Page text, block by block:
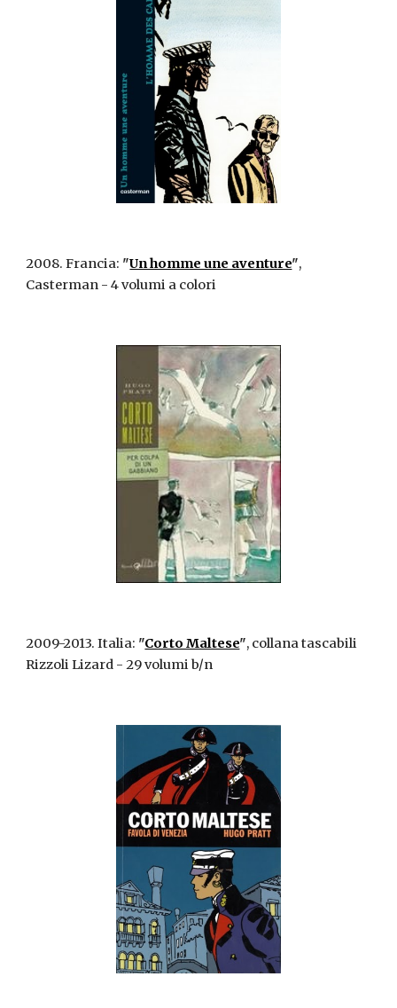
2008. Francia: "Un homme une aventure",
Casterman - 4 volumi a colori
2009-2013. Italia: "Corto Maltese", collana tascabili
Rizzoli Lizard - 29 volumi b/n